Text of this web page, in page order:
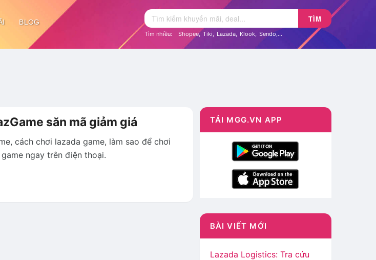
BLOG TÌM
Tìm nhiều: Shopee, Tiki, Lazada, Klook, Sendo,...
săn mã giảm giá
cách chơi lazada game, làm sao để chơi
ngay trên điện thoại.
TẢI MGG.VN APP
BÀI VIẾT MỚI
Lazada Logistics: Tra cứu